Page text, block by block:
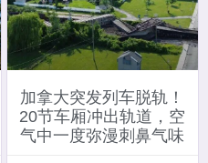
加拿大突发列车脱轨！
20节车厢冲出轨道，空
气中一度弥漫刺鼻气味